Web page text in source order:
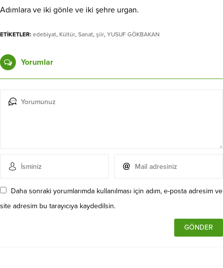
Adımlara ve iki gönle ve iki şehre urgan.
ETİKETLER: edebiyat, Kültür, Sanat, şiir, YUSUF GÖKBAKAN
Yorumlar
Daha sonraki yorumlarımda kullanılması için adım, e-posta adresim ve
site adresim bu tarayıcıya kaydedilsin.